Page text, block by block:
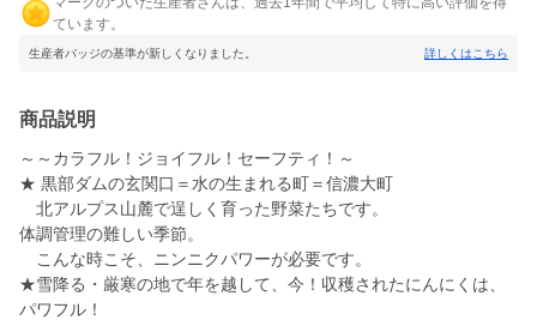
ています。
生産者バッジの基準が新しくなりました。 詳しくはこちら
商品説明
～～カラフル！ジョイフル！セーフティ！～
★ 黒部ダムの玄関口＝水の生まれる町＝信濃大町
北アルプス山麓で逞しく育った野菜たちです。
体調管理の難しい季節。
こんな時こそ、ニンニクパワーが必要です。
★雪降る・厳寒の地で年を越して、今！収穫されたにんにくは、
パワフル！